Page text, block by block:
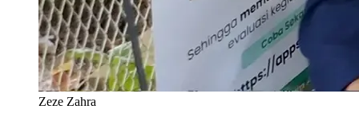
Zeze Zahra